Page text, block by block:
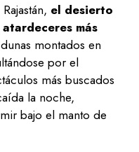
el desierto
más
montados en
por el
más buscados
la noche,
bajo el manto de